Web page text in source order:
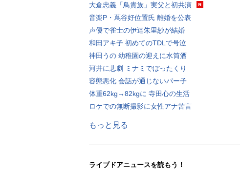
大倉忠義「鳥貴族」実父と初共演
音楽P・蔦谷好位置氏 離婚を公表
声優で雀士の伊達朱里紗が結婚
和田アキ子 初めてのTDLで号泣
神田うの 幼稚園の迎えに水筒酒
河井に悲劇 ミナミでぼったくり
容態悪化 会話が通じないパー子
体重62kg→82kgに 寺田心の生活
ロケでの無断撮影に女性アナ苦言
もっと見る
ライブドアニュースを読もう！